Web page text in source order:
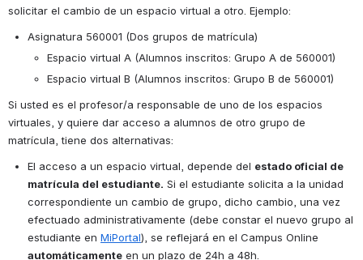
solicitar el cambio de un espacio virtual a otro. Ejemplo:
Asignatura 560001 (Dos grupos de matrícula)
Espacio virtual A (Alumnos inscritos: Grupo A de 560001)
Espacio virtual B (Alumnos inscritos: Grupo B de 560001)
Si usted es el profesor/a responsable de uno de los espacios
virtuales, y quiere dar acceso a alumnos de otro grupo de
matrícula, tiene dos alternativas:
El acceso a un espacio virtual, depende del estado oficial de
matrícula del estudiante. Si el estudiante solicita a la unidad
correspondiente un cambio de grupo, dicho cambio, una vez
efectuado administrativamente (debe constar el nuevo grupo al
estudiante en MiPortal
automáticamente en un plazo de 24h a 48h.